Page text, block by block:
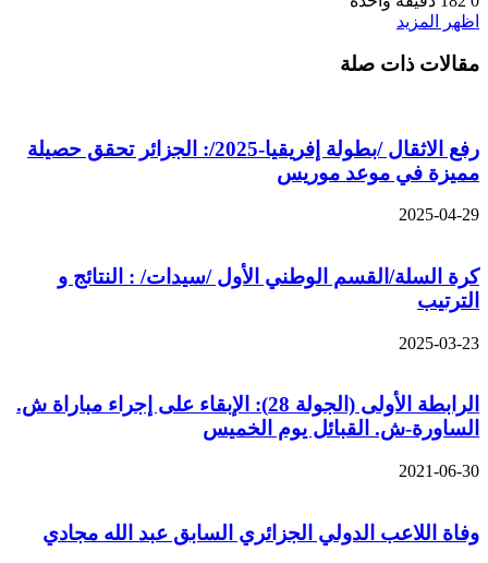
اظهر المزيد
مقالات ذات صلة
رفع الاثقال /بطولة إفريقيا-2025/: الجزائر تحقق حصيلة
مميزة في موعد موريس
2025-04-29
كرة السلة/القسم الوطني الأول /سيدات/ : النتائج و
الترتيب
2025-03-23
الرابطة الأولى (الجولة 28): الإبقاء على إجراء مباراة ش.
الساورة-ش. القبائل يوم الخميس
2021-06-30
وفاة اللاعب الدولي الجزائري السابق عبد الله مجادي